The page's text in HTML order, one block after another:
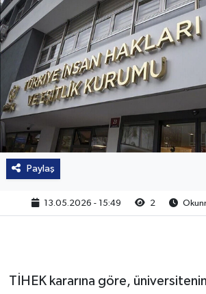
Paylaş
13.05.2026 - 15:49 2
TİHEK kararına göre,